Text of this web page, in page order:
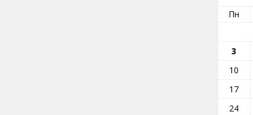
Пн
3
10
17
24